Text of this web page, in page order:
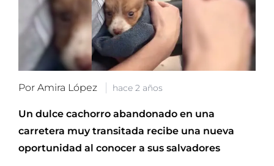
Por Amira López hace 2 años
Un dulce cachorro abandonado en una
carretera muy transitada recibe una nueva
oportunidad al conocer a sus salvadores